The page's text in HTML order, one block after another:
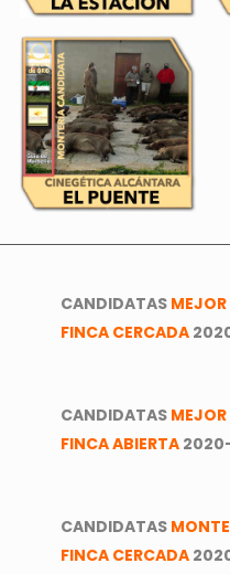
CANDIDATAS
FINCA CERCADA
CANDIDATAS
FINCA ABIERTA
CANDIDATAS
FINCA CERCADA